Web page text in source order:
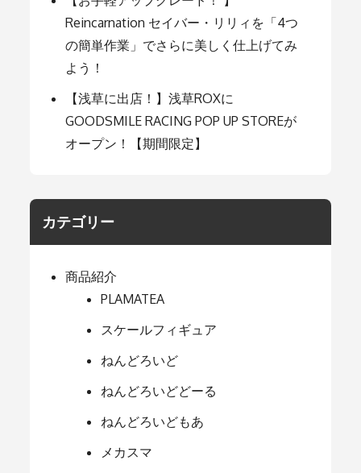
Reincarnation セイバー・リリィを「4つ
の簡単作業」でさらに美しく仕上げてみ
よう！
【浅草に出店！】浅草ROXに
GOODSMILE RACING POP UP STOREが
オープン！【期間限定】
カテゴリー
商品紹介
PLAMATEA
スケールフィギュア
ねんどろいど
ねんどろいどどーる
ねんどろいどもあ
メカスマ